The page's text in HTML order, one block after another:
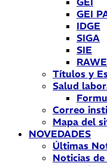
GEI
IDGE
SIGA
SIE
Títulos y
Salud
Correo
Mapa del
NOVEDADES
Últimas
Noticias de